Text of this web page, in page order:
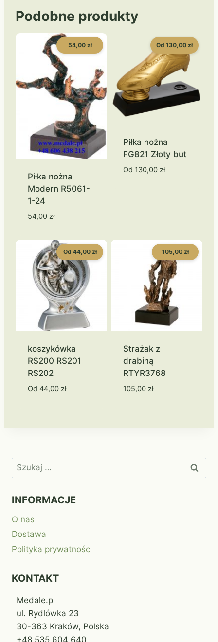
Podobne produkty
54,00 zł
Piłka nożna
Modern R5061-
1-24
54,00 zł
Od 130,00 zł
Piłka nożna
FG821 Złoty but
Od 130,00 zł
Od 44,00 zł
koszykówka
RS200 RS201
RS202
Od 44,00 zł
105,00 zł
Strażak z
drabiną
RTYR3768
105,00 zł
Szukaj:
INFORMACJE
O nas
Dostawa
Polityka prywatności
KONTAKT
Medale.pl
ul. Rydlówka 23
30-363 Kraków, Polska
+48 535 604 640